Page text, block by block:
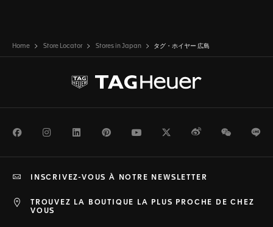
Home Store Locator Stores in Japan タグ・ホイヤー 広島
FacebookInstagramLinkedInPinterestYoutubeTwitterWeiboWeChat
TROUVEZ LA BOUTIQUE LA PLUS PROCHE DE CHEZ
VOUS
INSCRIVEZ-VOUS À NOTRE NEWSLETTER